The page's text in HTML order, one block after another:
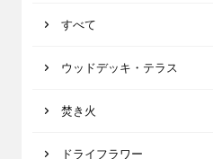
すべて
ウッドデッキ・テラス
焚き火
ドライフラワー